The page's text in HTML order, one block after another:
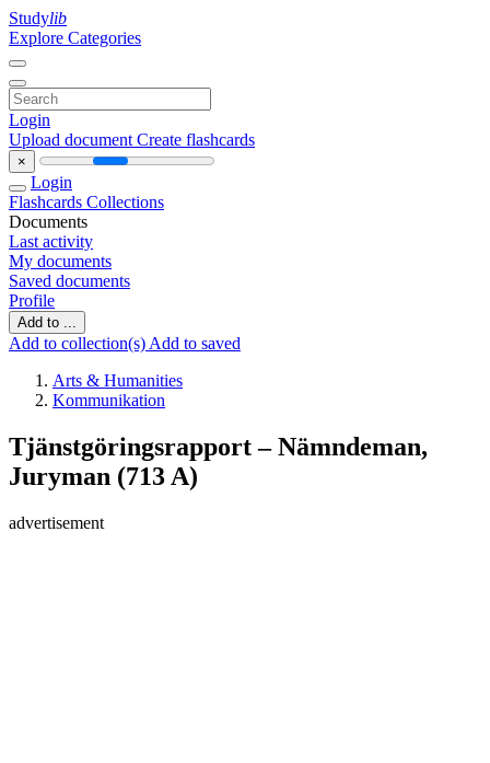
Studylib
Explore Categories
Login
Upload document Create flashcards
×
Login
Flashcards Collections
Documents
Last activity
My documents
Saved documents
Profile
Add to ...
Add to collection(s) Add to saved
Arts & Humanities
Kommunikation
Tjänstgöringsrapport – Nämndeman,
Juryman (713 A)
advertisement